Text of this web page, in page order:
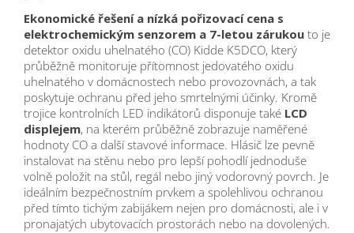
Ekonomické řešení a nízká pořizovací cena s
elektrochemickým senzorem a 7-letou zárukou to je
detektor oxidu uhelnatého (CO) Kidde K5DCO, který
průběžně monitoruje přítomnost jedovatého oxidu
uhelnatého v domácnostech nebo provozovnách, a tak
poskytuje ochranu před jeho smrtelnými účinky. Kromě
trojice kontrolních LED indikátorů disponuje také LCD
displejem, na kterém průběžně zobrazuje naměřené
hodnoty CO a další stavové informace. Hlásič lze pevně
instalovat na stěnu nebo pro lepší pohodlí jednoduše
volně položit na stůl, regál nebo jiný vodorovný povrch. Je
ideálním bezpečnostním prvkem a spolehlivou ochranou
před tímto tichým zabijákem nejen pro domácnosti, ale i v
pronajatých ubytovacích prostorách nebo na dovolených.